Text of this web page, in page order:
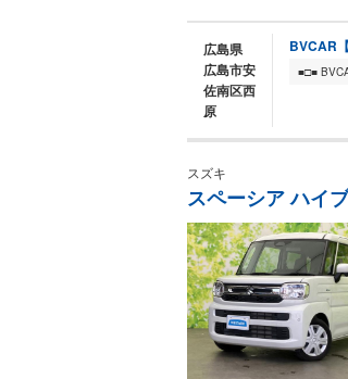
広島県
広島市安
佐南区西
原
BVCAR
スズキ
スペーシア ハイ